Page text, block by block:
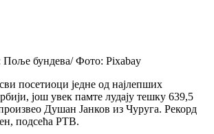
Поље бундева/ Фото: Pixabay
посетиоци једне од најлепших
још увек памте лудају тешку 639,5
Душан Јанков из Чуруга. Рекорд
подсећа РТВ.